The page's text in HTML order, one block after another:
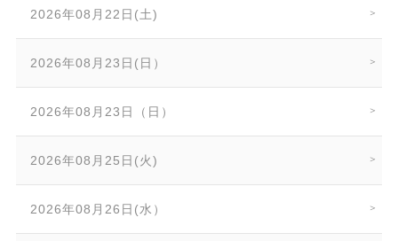
2026年08月22日(土)
2026年08月23日(日）
2026年08月23日（日）
2026年08月25日(火)
2026年08月26日(水）